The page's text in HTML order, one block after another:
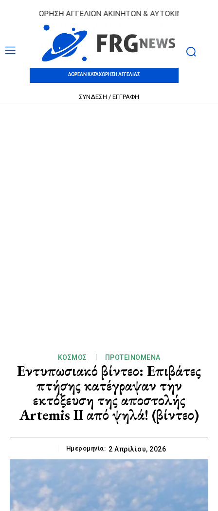
ΑΓΓΕΛΙΩΝ ΑΚΙΝΗΤΩΝ & ΑΥΤΟΚΙΝΗΤΩΝ |
ΔΩΡΕΑΝ ΚΑΤΑΧΩΡΗΣΗ ΑΓΓΕΛΙΑΣ
ΣΥΝΔΕΣΗ / ΕΓΓΡΑΦΗ
ΚΌΣΜΟΣ ΠΡΟΤΕΙΝΌΜΕΝΑ
Εντυπωσιακό βίντεο: Επιβάτες
πτήσης κατέγραψαν την
εκτόξευση της αποστολής
Artemis II από ψηλά! (βίντεο)
Ημερομηνία: 2 Απριλίου, 2026